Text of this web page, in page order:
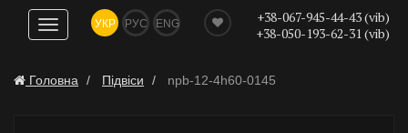
Показати
навігацію
УКР РУС ENG
+38-067-945-44-43 (vib)
+38-050-193-62-31 (vib)
Головна Підвіси npb-12-4h60-0145